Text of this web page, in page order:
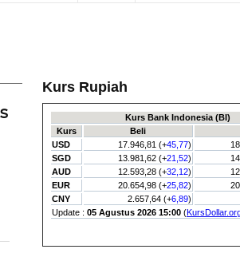
Kurs Rupiah